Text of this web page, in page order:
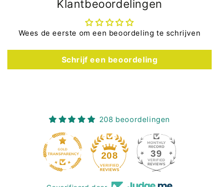
Klantbeoordelingen
Wees de eerste om een beoordeling te schrijven
Schrijf een beoordeling
208 beoordelingen
208 39